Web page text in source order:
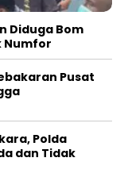
Diduga Bom
Numfor
Pusat
Polda
dan Tidak